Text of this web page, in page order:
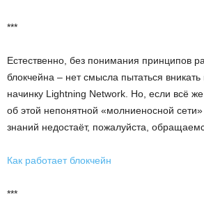
***
Естественно, без понимания принципов
блокчейна – нет смысла пытаться вникать
начинку Lightning Network. Но, если всё же
об этой непонятной «молниеносной
знаний недостаёт, пожалуйста,
Как работает блокчейн
***